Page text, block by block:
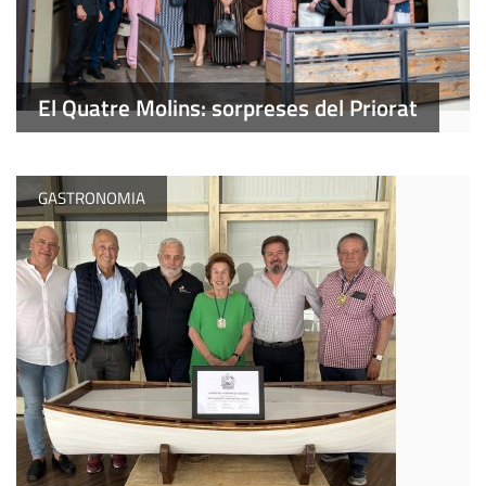
El Quatre Molins: sorpreses del Priorat
GASTRONOMIA